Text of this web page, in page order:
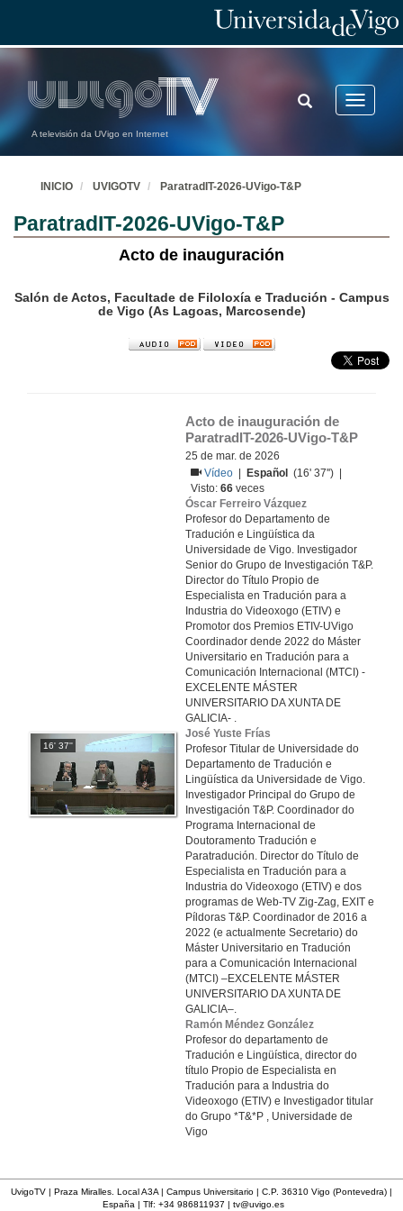
A televisión da UVigo en Internet
Toggle
TOGGLE
SEARCH
INICIO UVIGOTV ParatradIT-2026-UVigo-T&P
ParatradIT-2026-UVigo-T&P
Acto de inauguración
Salón de Actos, Facultade de Filoloxía e Tradución - Campus
de Vigo (As Lagoas, Marcosende)
16' 37''
Acto de inauguración de
ParatradIT-2026-UVigo-T&P
25 de mar. de 2026
Vídeo
Español
(16' 37'') |
Visto:66 veces
Óscar Ferreiro Vázquez
Profesor do Departamento de
Tradución e Lingüística da
Universidade de Vigo. Investigador
Senior do Grupo de Investigación T&P.
Director do Título Propio de
Especialista en Tradución para a
Industria do Videoxogo (ETIV) e
Promotor dos Premios ETIV-UVigo
Coordinador dende 2022 do Máster
Universitario en Tradución para a
Comunicación Internacional (MTCI) -
EXCELENTE MÁSTER
UNIVERSITARIO DA XUNTA DE
GALICIA- .
José Yuste Frías
Profesor Titular de Universidade do
Departamento de Tradución e
Lingüística da Universidade de Vigo.
Investigador Principal do Grupo de
Investigación T&P. Coordinador do
Programa Internacional de
Doutoramento Tradución e
Paratradución. Director do Título de
Especialista en Tradución para a
Industria do Videoxogo (ETIV) e dos
programas de Web-TV Zig-Zag, EXIT e
Píldoras T&P. Coordinador de 2016 a
2022 (e actualmente Secretario) do
Máster Universitario en Tradución
para a Comunicación Internacional
(MTCI) –EXCELENTE MÁSTER
UNIVERSITARIO DA XUNTA DE
GALICIA–.
Ramón Méndez González
Profesor do departamento de
Tradución e Lingüística, director do
título Propio de Especialista en
Tradución para a Industria do
Videoxogo (ETIV) e Investigador titular
do Grupo *T&*P , Universidade de
Vigo
UvigoTV | Praza Miralles. Local A3A | Campus Universitario | C.P. 36310 Vigo (Pontevedra) |
España | Tlf: +34 986811937 | tv@uvigo.es